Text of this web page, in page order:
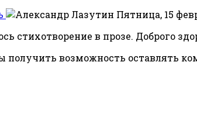
Пятница, 15
стихотворение в прозе. Доброго
получить возможность оставлять